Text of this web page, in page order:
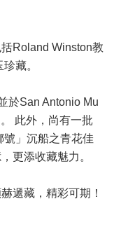
Roland Winston教
藏。
於San Antonio Mu
此外，尚有一批
」沉船之青花佳
更添收藏魅力。
遞藏，精彩可期！